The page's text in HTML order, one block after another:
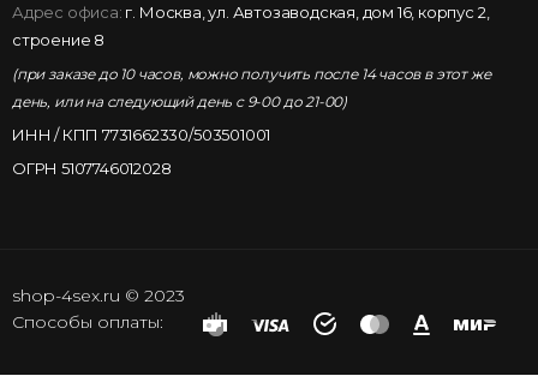
Адрес офиса: г. Москва, ул. Автозаводская, дом 16, корпус 2,
строение 8
(при заказе до 10 часов, можно получить после 14 часов в этот же
день, или на следующий день с 9-00 до 21-00)
ИНН / КПП 7731662330/503501001
ОГРН 5107746012028
shop-4sex.ru © 2023
Способы оплаты: